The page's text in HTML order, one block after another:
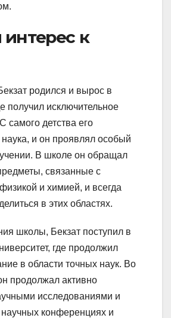
интерес к
родился и вырос в
получил исключительное
самого детства его
и он проявлял особый
В школе он обращал
связанные с
и химией, и всегда
в этих областях.
школы, Бекзат поступил в
где продолжил
в области точных наук. Во
продолжал активно
исследованиями и
научных конференциях и